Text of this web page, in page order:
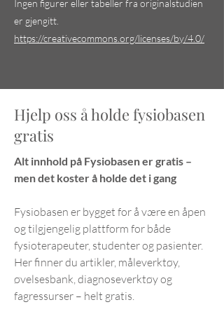
Ingen figurer eller tabeller fra originalstudien
er gjengitt.
https://creativecommons.org/licenses/by/4.0/
Hjelp oss å holde fysiobasen
gratis
Alt innhold på Fysiobasen er gratis –
men det koster å holde det i gang
Fysiobasen er bygget for å være en åpen
og tilgjengelig plattform for både
fysioterapeuter, studenter og pasienter.
Her finner du artikler, måleverktøy,
øvelsesbank, diagnoseverktøy og
fagressurser – helt gratis.